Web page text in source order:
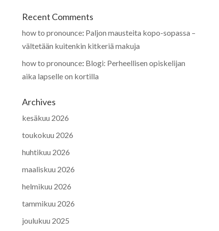
Recent Comments
how to pronounce: Paljon mausteita kopo-sopassa –
vältetään kuitenkin kitkeriä makuja
how to pronounce: Blogi: Perheellisen opiskelijan
aika lapselle on kortilla
Archives
kesäkuu 2026
toukokuu 2026
huhtikuu 2026
maaliskuu 2026
helmikuu 2026
tammikuu 2026
joulukuu 2025